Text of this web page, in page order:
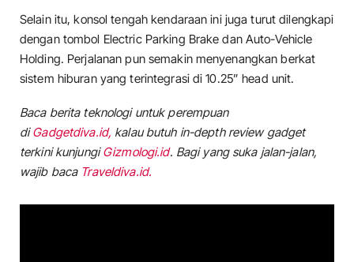
Selain itu, konsol tengah kendaraan ini juga turut dilengkapi
dengan tombol Electric Parking Brake dan Auto-Vehicle
Holding. Perjalanan pun semakin menyenangkan berkat
sistem hiburan yang terintegrasi di 10.25” head unit.
Baca berita teknologi untuk perempuan
diGadgetdiva.id, kalau butuh in-depth review gadget
terkini kunjungiGizmologi.id. Bagi yang suka jalan-jalan,
wajib baca Traveldiva.id.